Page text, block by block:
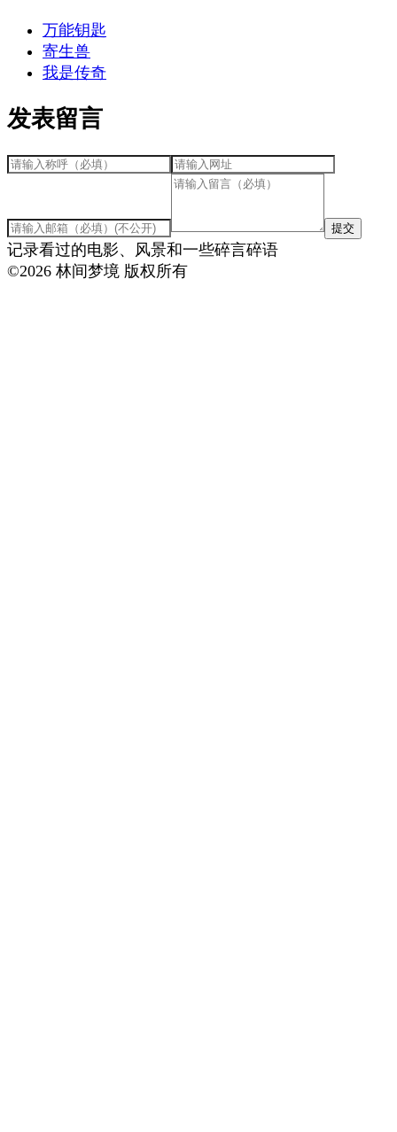
万能钥匙
寄生兽
我是传奇
发表留言
提交
记录看过的电影、风景和一些碎言碎语
©2026 林间梦境 版权所有